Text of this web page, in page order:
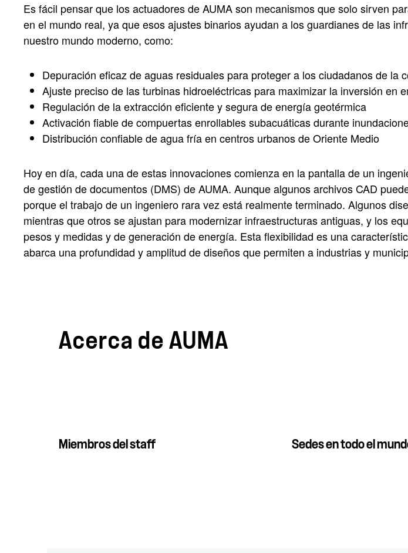
Es fácil pensar que los actuadores de AUMA son mecanismos que solo sirven
en el mundo real, ya que esos ajustes binarios ayudan a los guardianes de las
nuestro mundo moderno, como:
Depuración eficaz de aguas residuales para proteger a los ciudadanos de la
Ajuste preciso de las turbinas hidroeléctricas para maximizar la inversión en
Regulación de la extracción eficiente y segura de energía geotérmica
Activación fiable de compuertas enrollables subacuáticas durante
Distribución confiable de agua fría en centros urbanos de Oriente Medio
Hoy en día, cada una de estas innovaciones comienza en la pantalla de un
de gestión de documentos (DMS) de AUMA. Aunque algunos archivos CAD
porque el trabajo de un ingeniero rara vez está realmente terminado. Algunos
mientras que otros se ajustan para modernizar infraestructuras antiguas, y los
pesos y medidas y de generación de energía. Esta flexibilidad es una
abarca una profundidad y amplitud de diseños que permiten a industrias y
Acerca de AUMA
Miembros del staff Sedes en todo el